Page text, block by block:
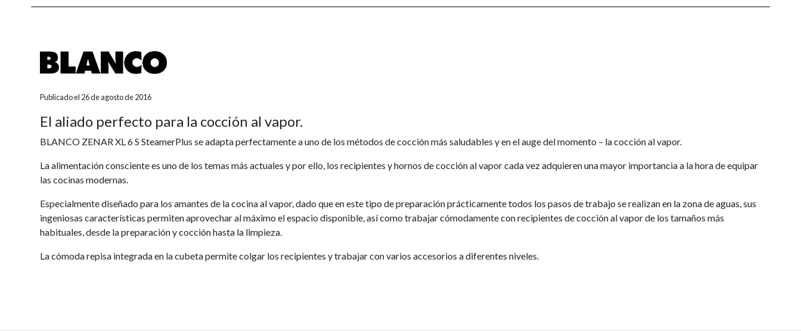
Publicado el 26 de agosto de 2016
El aliado perfecto para la cocción al vapor.
BLANCO ZENAR XL 6 S SteamerPlus se adapta perfectamente a uno de los métodos de cocción más saludables y en el auge del momento – la cocción al vapor.
La alimentación consciente es uno de los temas más actuales y por ello, los recipientes y hornos de cocción al vapor cada vez adquieren una mayor importancia a la hora de equipar
las cocinas modernas.
Especialmente diseñado para los amantes de la cocina al vapor, dado que en este tipo de preparación prácticamente todos los pasos de trabajo se realizan en la zona de aguas, sus
ingeniosas características permiten aprovechar al máximo el espacio disponible, así como trabajar cómodamente con recipientes de cocción al vapor de los tamaños más
habituales, desde la preparación y cocción hasta la limpieza.
La cómoda repisa integrada en la cubeta permite colgar los recipientes y trabajar con varios accesorios a diferentes niveles.